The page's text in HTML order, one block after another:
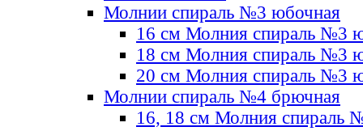
Молнии спираль №3 юбочная
16 см Молния спираль №3
18 см Молния спираль №3
20 см Молния спираль №3
Молнии спираль №4 брючная
16, 18 см Молния спираль